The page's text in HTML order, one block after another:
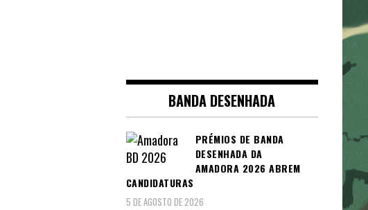
BANDA DESENHADA
PRÉMIOS DE BANDA
DESENHADA DA
AMADORA 2026 ABREM
CANDIDATURAS
5 DE AGOSTO DE 2026